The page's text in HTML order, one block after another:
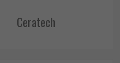
Ceratech